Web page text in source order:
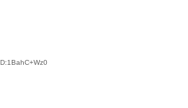
ID:1BahC+Wz0